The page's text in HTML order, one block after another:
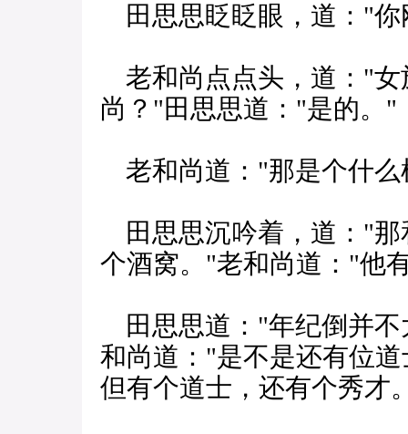
田思思眨眨眼，道："你
老和尚点点头，道："女
尚？"田思思道："是的。"
老和尚道："那是个什么
田思思沉吟着，道："那
个酒窝。"老和尚道："他
田思思道："年纪倒并不
和尚道："是不是还有位
但有个道士，还有个秀才